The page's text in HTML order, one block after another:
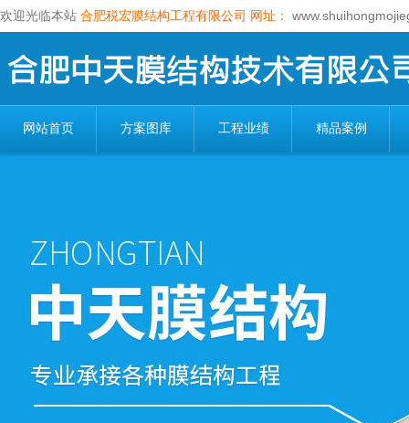
欢迎光临本站 合肥税宏膜结构工程有限公司 网址：
网站首页 方案图库 工程业绩 精品案例